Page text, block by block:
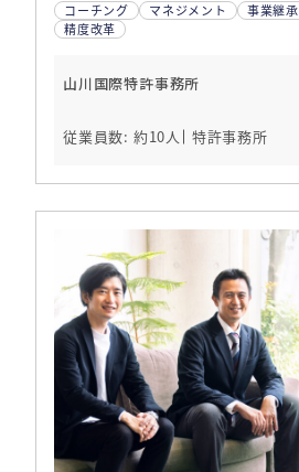
コーチング マネジメント 事業継承
精度改革
山川国際特許事務所
従業員数: 約10人 特許事務所